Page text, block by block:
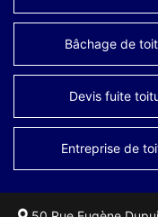
Bâchage de
Devis fuite
Entreprise de